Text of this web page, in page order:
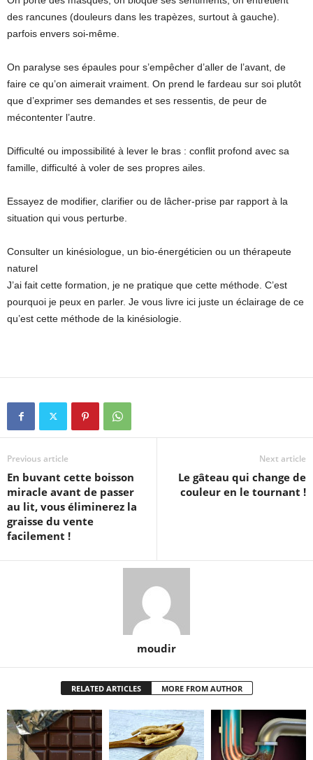
des rancunes (douleurs dans les trapèzes, surtout à gauche).
parfois envers soi-même.
On paralyse ses épaules pour s’empêcher d’aller de l’avant, de
faire ce qu’on aimerait vraiment. On prend le fardeau sur soi plutôt
que d’exprimer ses demandes et ses ressentis, de peur de
mécontenter l’autre.
Difficulté ou impossibilité à lever le bras : conflit profond avec sa
famille, difficulté à voler de ses propres ailes.
Essayez de modifier, clarifier ou de lâcher-prise par rapport à la
situation qui vous perturbe.
Consulter un kinésiologue, un bio-énergéticien ou un thérapeute
naturel
J’ai fait cette formation, je ne pratique que cette méthode. C’est
pourquoi je peux en parler. Je vous livre ici juste un éclairage de ce
qu’est cette méthode de la kinésiologie.
Previous article
En buvant cette boisson
miracle avant de passer
au lit, vous éliminerez la
graisse du vente
facilement !
Next article
Le gâteau qui change de
couleur en le tournant !
moudir
RELATED ARTICLES MORE FROM AUTHOR